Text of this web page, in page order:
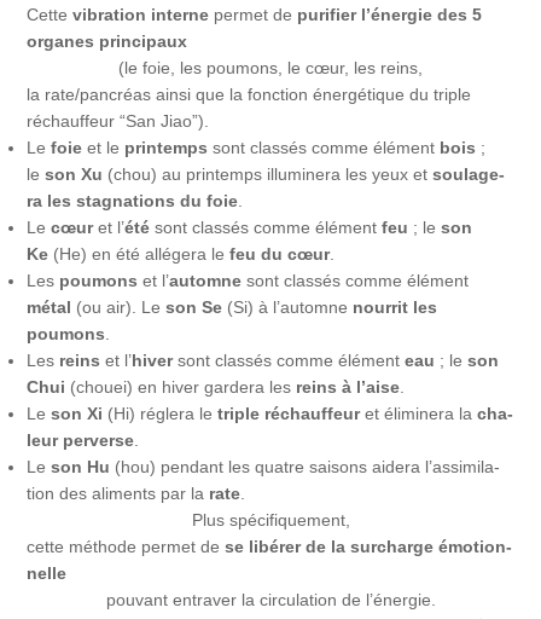
Cettevibra­tion interne per­met de puri­fier l’énergie des 5
organes prin­ci­paux
(le foie, les pou­mons, le cœur, les reins,
la rate/pancréas ain­si que la fonc­tion éner­gé­tique du triple
réchauf­feur “San Jiao”).
Lefoie et le prin­temps sont clas­sés comme élé­ment bois ;
leson Xu (chou) au prin­temps illu­mi­ne­ra les yeux etsou­la­ge­
ra les stag­na­tions du foie
Lecœuret l’é­té sont clas­sés comme élé­mentfeu ; leson
Ke (He) en été allé­ge­ra lefeu du cœur.
Les pou­mons et l’au­tomne sont clas­sés comme élé­ment
métal (ou air). Leson Se (Si) à l’au­tomne nour­rit les
poumons
Les reins et l’hi­versont clas­sés comme élé­menteau ; leson
Chui (chouei) en hiver gar­de­ra les reins à l’aise
Leson Xi (Hi) régle­ra letriple réchauf­feuret éli­mi­ne­ra lacha­
leur perverse
Leson Hu (hou) pen­dant les quatre sai­sons aide­ra l’as­si­mi­la­
tion des ali­ments par la rate
Plus spé­ci­fi­que­ment,
cette méthode per­met dese libé­rer de la sur­charge émo­tion­
nelle
pou­vant entraver la cir­cu­la­tion de l’énergie.